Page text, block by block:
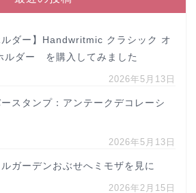
ルダー】Handwritmic クラシック オ
ルダー を購入してみました
2026年5月13日
ースタンプ：アンテークデコレーシ
2026年5月13日
ガーデンおぶせへミモザを見に
2026年2月15日